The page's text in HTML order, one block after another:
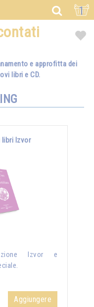
1
e approfitta dei
libri e CD.
libri Izvor
Izvor e
Aggiungere